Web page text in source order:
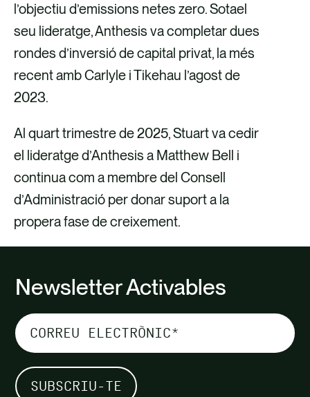
l’objectiu d’emissions netes zero. Sotael
seu lideratge, Anthesis va completar dues
rondes d’inversió de capital privat, la més
recent amb Carlyle i Tikehau l’agost de
2023.
Al quart trimestre de 2025, Stuart va cedir
el lideratge d’Anthesis a Matthew Bell i
continua com a membre del Consell
d’Administració per donar suport a la
propera fase de creixement.
Newsletter Activables